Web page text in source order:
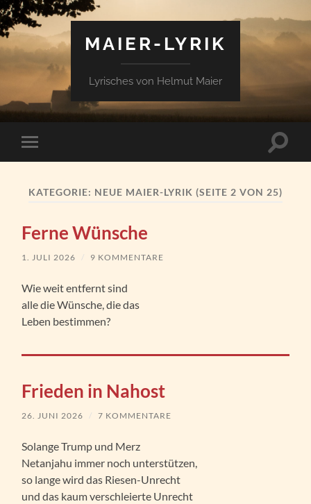
MAIER-LYRIK
Lyrisches von Helmut Maier
Mobile-
Menü
KATEGORIE: NEUE MAIER-LYRIK (SEITE 2 VON 25)
Ferne Wünsche
1. JULI 2026 / 9 KOMMENTARE
Wie weit entfernt sind
alle die Wünsche, die das
Leben bestimmen?
Frieden in Nahost
26. JUNI 2026 / 7 KOMMENTARE
Solange Trump und Merz
Netanjahu immer noch unterstützen,
so lange wird das Riesen-Unrecht
und das kaum verschleierte Unrecht